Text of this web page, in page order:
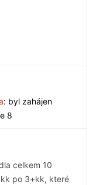
: byl zahájen
8
celkem 10
po 3+kk, které